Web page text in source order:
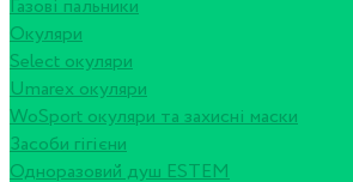
Газові пальники
Окуляри
Select окуляри
Umarex окуляри
WoSport окуляри та захисні маски
Засоби гігієни
Одноразовий душ ESTEM